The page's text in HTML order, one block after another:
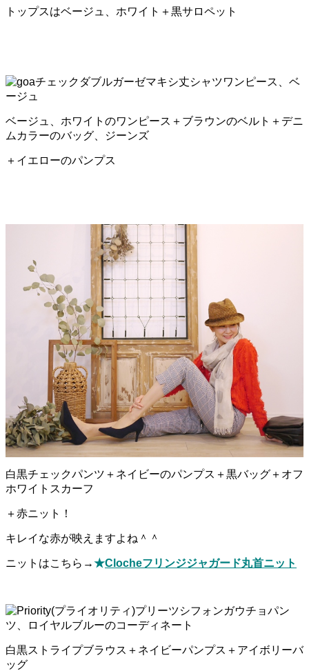
トップスはベージュ、ホワイト＋黒サロペット
ベージュ、ホワイトのワンピース＋ブラウンのベルト＋デニ
ムカラーのバッグ、ジーンズ
＋イエローのパンプス
白黒チェックパンツ＋ネイビーのパンプス＋黒バッグ＋オフ
ホワイトスカーフ
＋赤ニット！
キレイな赤が映えますよね＾＾
ニットはこちら→★Clocheフリンジジャガード丸首ニット
白黒ストライプブラウス＋ネイビーパンプス＋アイボリーバ
ッグ